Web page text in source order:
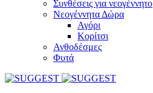
Συνθέσεις για νεογέννητο
Νεογέννητα Δώρα
Αγόρι
Κορίτσι
Ανθοδέσμες
Φυτά